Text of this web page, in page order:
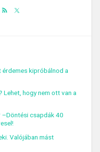
kipróbálnod a
Lehet, hogy nem ott van a
–Döntési csapdák 40
Valójában mást